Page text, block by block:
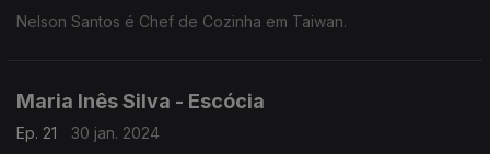
Nelson Santos é Chef de Cozinha em Taiwan.
Maria Inês Silva - Escócia
Ep. 21
30 jan. 2024